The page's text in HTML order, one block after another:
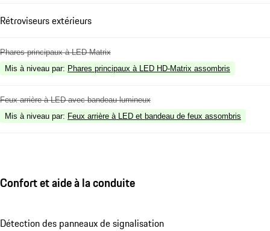
Rétroviseurs extérieurs
Phares principaux à LED Matrix
Mis à niveau par: Phares principaux à LED HD-Matrix assombris
Feux arrière à LED avec bandeau lumineux
Mis à niveau par: Feux arrière à LED et bandeau de feux assombris
Confort et aide à la conduite
Détection des panneaux de signalisation